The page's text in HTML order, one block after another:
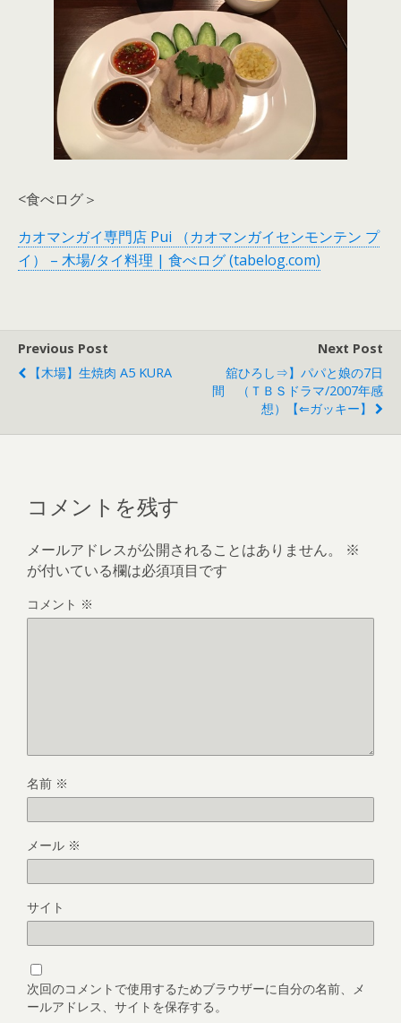
<食べログ＞
カオマンガイ専門店 Pui （カオマンガイセンモンテン プ
イ） – 木場/タイ料理 | 食べログ (tabelog.com)
Previous Post
【木場】生焼肉 A5 KURA
Next Post
舘ひろし⇒】パパと娘の7日
間 （ＴＢＳドラマ/2007年感
想）【⇐ガッキー】
コメントを残す
メールアドレスが公開されることはありません。
※
が付いている欄は必須項目です
コメント ※
名前 ※
メール ※
サイト
次回のコメントで使用するためブラウザーに自分の名前、メ
ールアドレス、サイトを保存する。